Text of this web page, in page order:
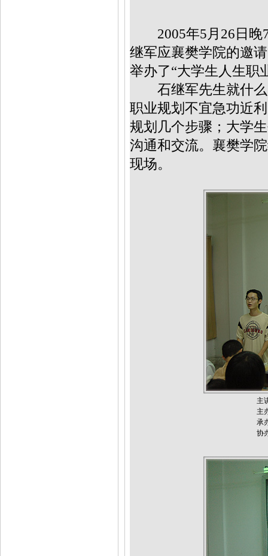
2005年5月26日
继军应襄樊学院的邀
举办了“大学生人生职
石继军先生就什么
职业规划不宜急功近
规划几个步骤；大学
沟通和交流。襄樊学
现场。
主讲人：襄樊
主办单位：
承办单位：
协办单位：